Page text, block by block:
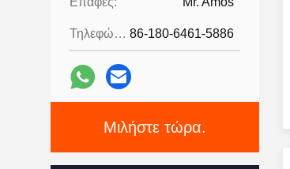
(102)
Ηλεκτρικός Θερμοσίφωνας
(21)
Συσκευές Οικιακής Συσκευής
Τηλεφώνημα: 86-180-6461-5886
Μιλήστε τώρα.